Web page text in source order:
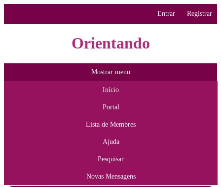
Entrar Registrar
Orientando
Mostrar menu
Início
Portal
Lista de Membres
Ajuda
Pesquisar
Novas Mensagens